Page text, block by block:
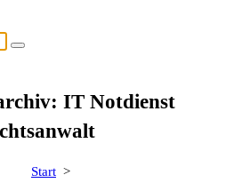
IT Notdienst
Start >